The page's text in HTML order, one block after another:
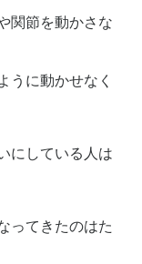
関節を動かさな
うに動かせなく
にしている人は
ってきたのはた